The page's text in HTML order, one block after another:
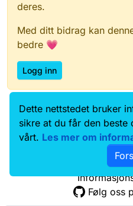
deres.
Med ditt bidrag kan
bedre 💗
Logg inn
Data.norge.no
Samtykke
Følg oss
Dette nettstedet bruker
sikre at du får den beste
vårt. Les mer om